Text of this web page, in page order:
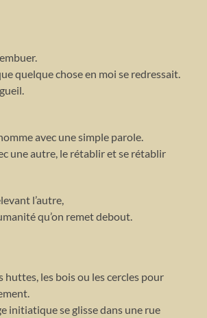
quelque chose en moi se redressait.
avec une simple parole.
une autre, le rétablir et se rétablir
l’autre,
qu’on remet debout.
huttes, les bois ou les cercles pour
initiatique se glisse dans une rue